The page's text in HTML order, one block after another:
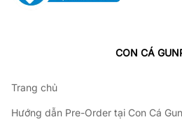
CON CÁ
Trang chủ
Hướng dẫn Pre-Order tại Con Cá